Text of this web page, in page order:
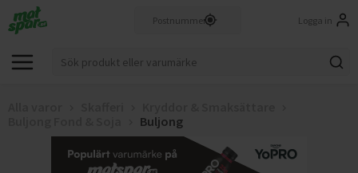
Logga in
Buljong